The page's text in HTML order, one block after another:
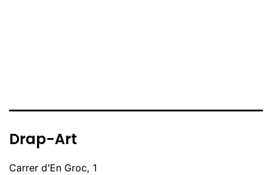
Drap-Art
Carrer d’En Groc, 1